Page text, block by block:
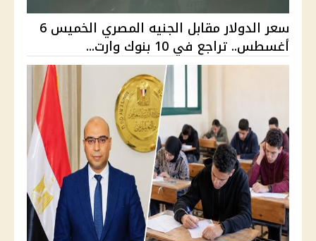
سعر الدولار مقابل الجنيه المصري الخميس 6
أغسطس.. تراجع في 10 بنوك وارت...